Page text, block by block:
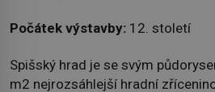
Počátek výstavby: 12. století
Spišský hrad je se svým
m2 nejrozsáhlejší hradní